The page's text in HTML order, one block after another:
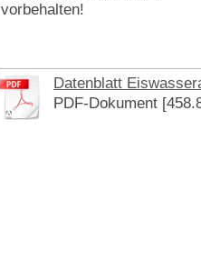
vorbehalten!
Datenblatt
PDF-Dokument